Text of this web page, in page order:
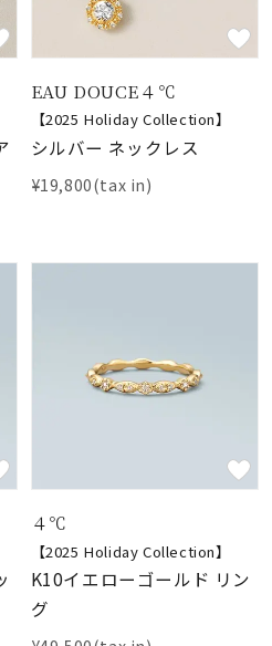
EAU DOUCE４℃
【2025 Holiday Collection】
シルバー ネックレス
¥19,800(tax in)
４℃
【2025 Holiday Collection】
K10イエローゴールド リン
グ